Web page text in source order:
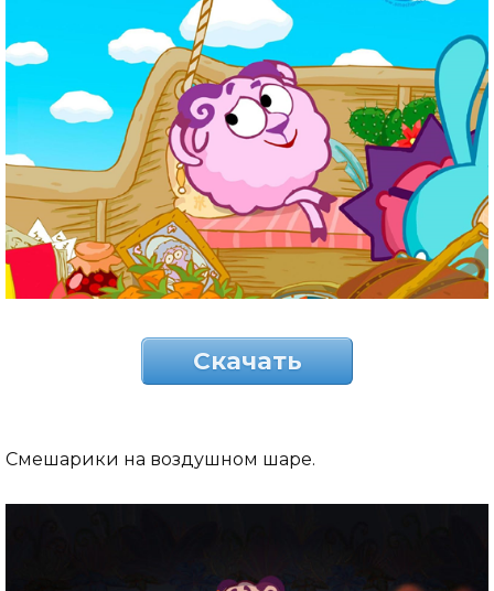
Скачать
Смешарики на воздушном шаре.